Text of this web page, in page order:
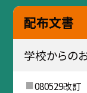
配布文書
学校からの
080529改訂